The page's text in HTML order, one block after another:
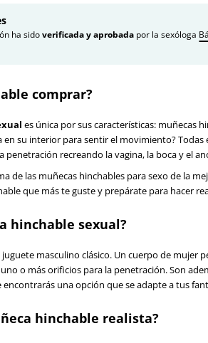
ha sidoverificada y aprobada por la sexóloga
comprar?
es única por sus características: muñecas
su interior para sentir el movimiento?
penetración recreando la vagina, la boca y el
de las muñecas hinchables para sexo de la
que más te guste y prepárate para hacer
hinchable sexual?
masculino clásico. Un cuerpo de
o más orificios para la penetración. Son
una opción que se adapte a tus
hinchable realista?